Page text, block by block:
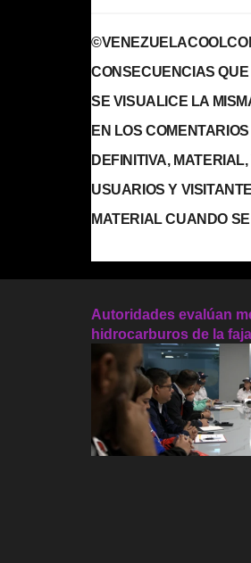
CONSECUENCIAS
SE VISUALICE LA
EN LOS
DEFINITIVA,
USUARIOS Y
MATERIAL CUANDO
Autoridades evalúan
hidrocarburos de la